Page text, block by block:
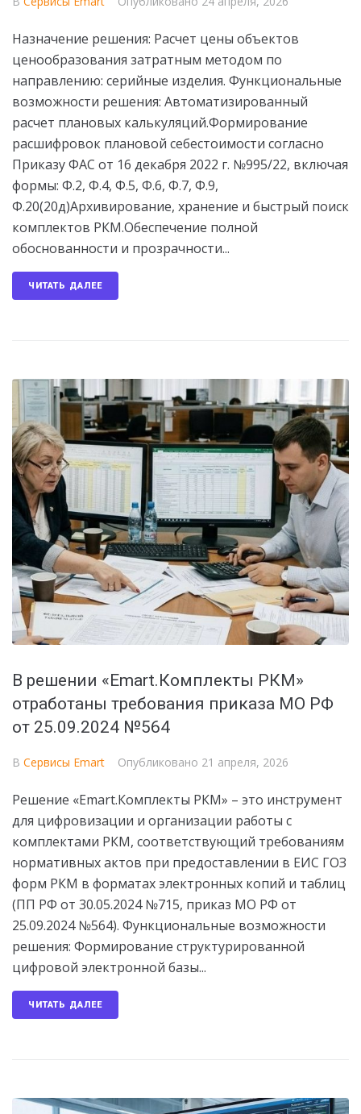
Назначение решения: Расчет цены объектов
ценообразования затратным методом по
направлению: серийные изделия. Функциональные
возможности решения: Автоматизированный
расчет плановых калькуляций.Формирование
расшифровок плановой себестоимости согласно
Приказу ФАС от 16 декабря 2022 г. №995/22, включая
формы: Ф.2, Ф.4, Ф.5, Ф.6, Ф.7, Ф.9,
Ф.20(20д)Архивирование, хранение и быстрый поиск
комплектов РКМ.Обеспечение полной
обоснованности и прозрачности...
ЧИТАТЬ ДАЛЕЕ
В решении «Emart.Комплекты РКМ»
отработаны требования приказа МО РФ
от 25.09.2024 №564
В Сервисы Emart Опубликовано 21 апреля, 2026
Решение «Emart.Комплекты РКМ» – это инструмент
для цифровизации и организации работы с
комплектами РКМ, соответствующий требованиям
нормативных актов при предоставлении в ЕИС ГОЗ
форм РКМ в форматах электронных копий и таблиц
(ПП РФ от 30.05.2024 №715, приказ МО РФ от
25.09.2024 №564). Функциональные возможности
решения: Формирование структурированной
цифровой электронной базы...
ЧИТАТЬ ДАЛЕЕ